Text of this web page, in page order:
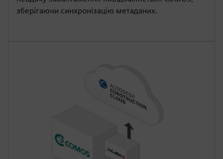
зберігаючи синхронізацію метаданих.